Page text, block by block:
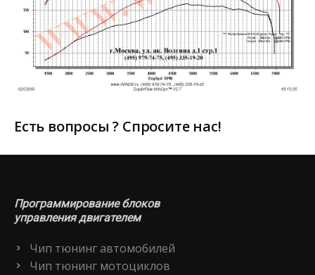
Есть вопросы ? Спросите нас!
Программирование блоков
управления двигателем
Чип тюнинг автомобилей
Чип тюнинг мотоциклов